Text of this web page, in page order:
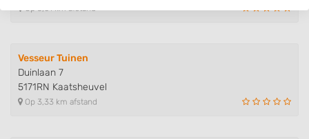
Vesseur Tuinen
Duinlaan 7
5171RN Kaatsheuvel
Op 3,33 km afstand